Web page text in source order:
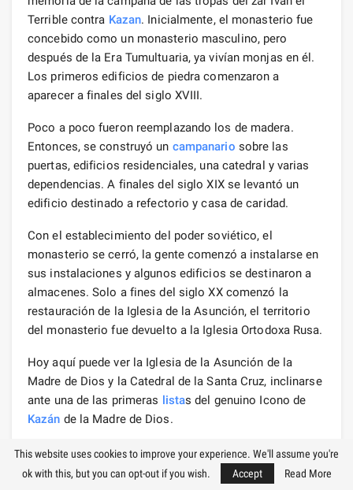
Terrible contra Kazan. Inicialmente, el monasterio fue
concebido como un monasterio masculino, pero
después de la Era Tumultuaria, ya vivían monjas en él.
Los primeros edificios de piedra comenzaron a
aparecer a finales del siglo XVIII.
Poco a poco fueron reemplazando los de madera.
Entonces, se construyó un campanario sobre las
puertas, edificios residenciales, una catedral y varias
dependencias. A finales del siglo XIX se levantó un
edificio destinado a refectorio y casa de caridad.
Con el establecimiento del poder soviético, el
monasterio se cerró, la gente comenzó a instalarse en
sus instalaciones y algunos edificios se destinaron a
almacenes. Solo a fines del siglo XX comenzó la
restauración de la Iglesia de la Asunción, el territorio
del monasterio fue devuelto a la Iglesia Ortodoxa Rusa.
Hoy aquí puede ver la Iglesia de la Asunción de la
Madre de Dios y la Catedral de la Santa Cruz, inclinarse
ante una de las primeras listas del genuino Icono de
Kazán de la Madre de Dios.
Catedral de la Asunción
This website uses cookies to improve your experience. We'll assume you're
ok with this, but you can opt-out if you wish.
Accept Read More